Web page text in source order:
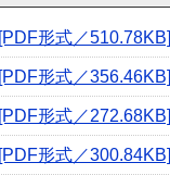
形式／510.78KB]
形式／356.46KB]
形式／272.68KB]
形式／300.84KB]